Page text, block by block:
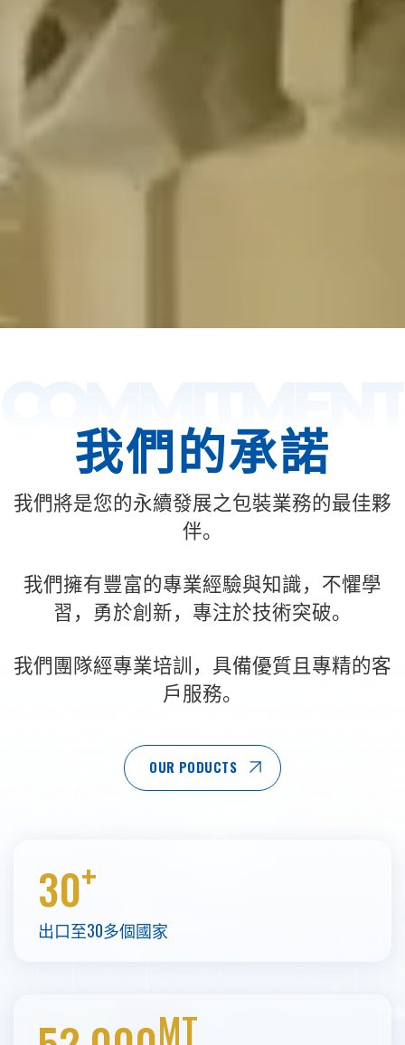
COMMITMENT
我們的承諾
我們將是您的永續發展之包裝業務的最佳夥
伴。
我們擁有豐富的專業經驗與知識，不懼學
習，勇於創新，專注於技術突破。
我們團隊經專業培訓，具備優質且專精的客
戶服務。
OUR PODUCTS
30+
出口至30多個國家
MT